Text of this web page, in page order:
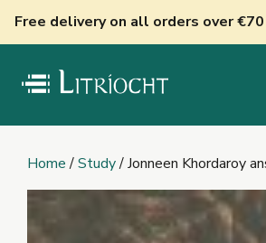
Free delivery on all orders over €70
Home/Study/ Jonneen Khordaroy